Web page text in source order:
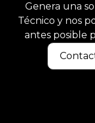
Genera una
Técnico y nos
antes posible